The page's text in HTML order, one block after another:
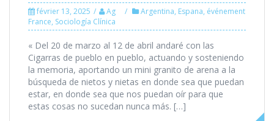
février 13, 2025 Ag Argentina, Espana, événement
France, Sociología Clínica
« Del 20 de marzo al 12 de abril andaré con las
Cigarras de pueblo en pueblo, actuando y sosteniendo
la memoria, aportando un mini granito de arena a la
búsqueda de nietos y nietas en donde sea que puedan
estar, en donde sea que nos puedan oír para que
estas cosas no sucedan nunca más. […]